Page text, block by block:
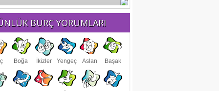
BURÇ YORUMLARI
Boğa İkizler Yengeç Aslan Başak